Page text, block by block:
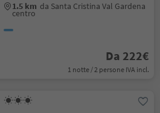
1.5 km da Santa Cristina Val Gardena
centro
Da 222€
1 notte / 2 persone IVA incl.